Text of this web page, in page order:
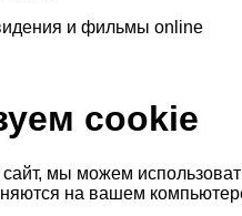
и фильмы online
cookie
сайт, мы можем
на вашем